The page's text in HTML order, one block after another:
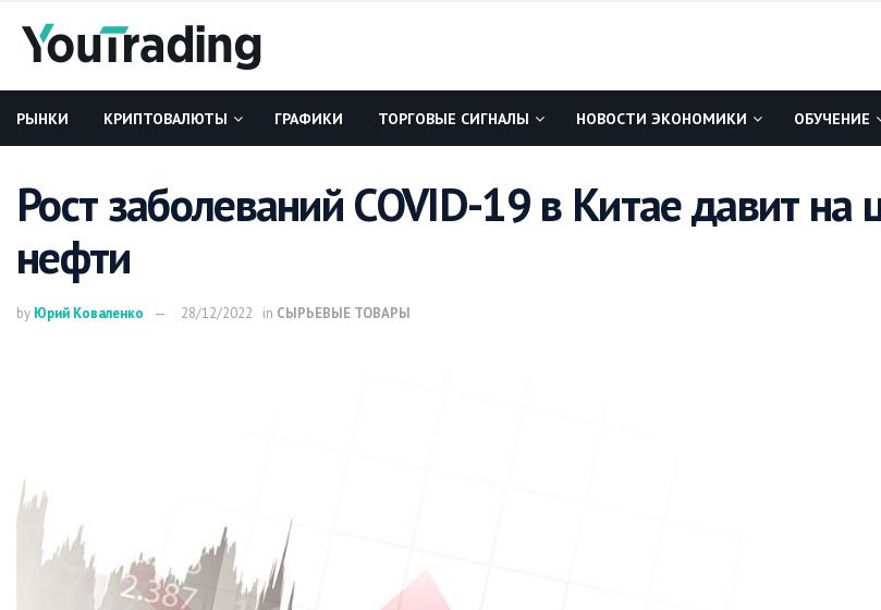
РЫНКИ КРИПТОВАЛЮТЫ ГРАФИКИ ТОРГОВЫЕ СИГНАЛЫ НОВОСТИ ЭКОНОМИКИ ОБУЧЕНИЕ
Рост заболеваний COVID-19 в Китае давит на
нефти
by Юрий Коваленко 28/12/2022 in СЫРЬЕВЫЕ ТОВАРЫ